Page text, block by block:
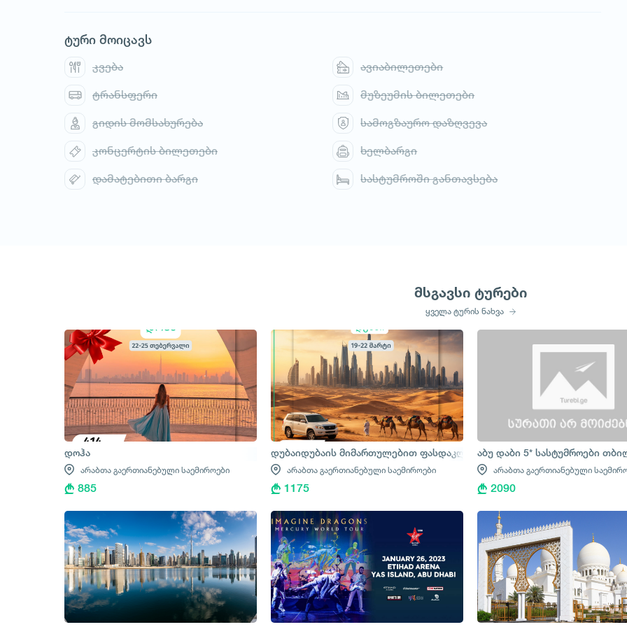
/
ტური მოიცავს
კვება ავიაბილეთები
ტრანსფერი მუზეუმის ბილეთები
გიდის მომსახურება სამოგზაურო დაზღვევა
კონცერტის ბილეთები ხელბარგი
დამატებითი ბარგი სასტუმროში განთავსება
მსგავსი ტურები
ყველა ტურის ნახვა
დოჰა
არაბთა გაერთიანებული საემიროები
885
დუბაიდუბაის მიმართულებით ფასდაკლებები გრძელდება
არაბთა გაერთიანებული საემიროები
1175
აბუ დაბი 5* სასტუმროები
არაბთა გაერთიანებული
2090